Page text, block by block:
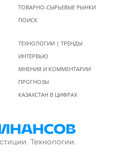
ТОВАРНО-СЫРЬЕВЫЕ РЫНКИ
ПОИСК
ТЕХНОЛОГИИ | ТРЕНДЫ
ИНТЕРВЬЮ
МНЕНИЯ И КОММЕНТАРИИ
ПРОГНОЗЫ
КАЗАХСТАН В ЦИФРАХ